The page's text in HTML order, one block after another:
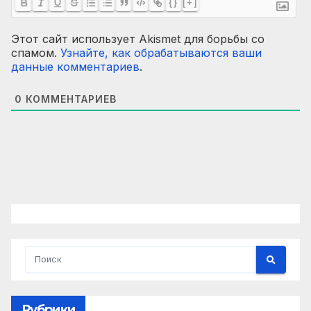
{} [+]
Этот сайт использует Akismet для борьбы со
спамом. Узнайте, как обрабатываются ваши
данные комментариев.
0 КОММЕНТАРИЕВ